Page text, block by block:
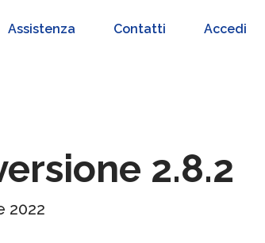
Assistenza Contatti Accedi
2.8.2
2022